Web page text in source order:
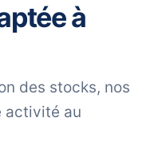
à
des stocks, nos
activité au